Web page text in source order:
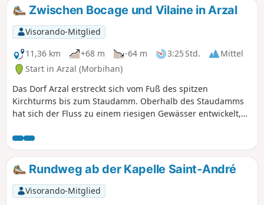
Zwischen Bocage und Vilaine in Arzal
Visorando-Mitglied
11,36 km
+68 m -64 m 3:25 Std.
Mittel
Start in Arzal (Morbihan)
Das Dorf Arzal erstreckt sich vom Fuß des spitzen
Kirchturms bis zum Staudamm. Oberhalb des Staudamms
hat sich der Fluss zu einem riesigen Gewässer entwickelt,
stromabwärts der maritime Charakter der Mündung
erhalten geblieben ist. Die vorgeschlagene Route
ermöglicht es Ihnen, diese beiden Aspekte des Flusses und
die ihn überragende Heckenlandschaft zu entdecken.
Rundweg ab der Kapelle Saint-André
Visorando-Mitglied